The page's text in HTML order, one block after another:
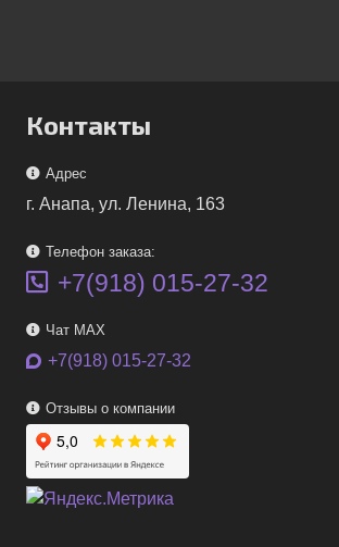
Контакты
Адрес
г. Анапа, ул. Ленина, 163
Телефон заказа:
+7(918) 015-27-32
Чат MAX
+7(918) 015-27-32
Отзывы о компании